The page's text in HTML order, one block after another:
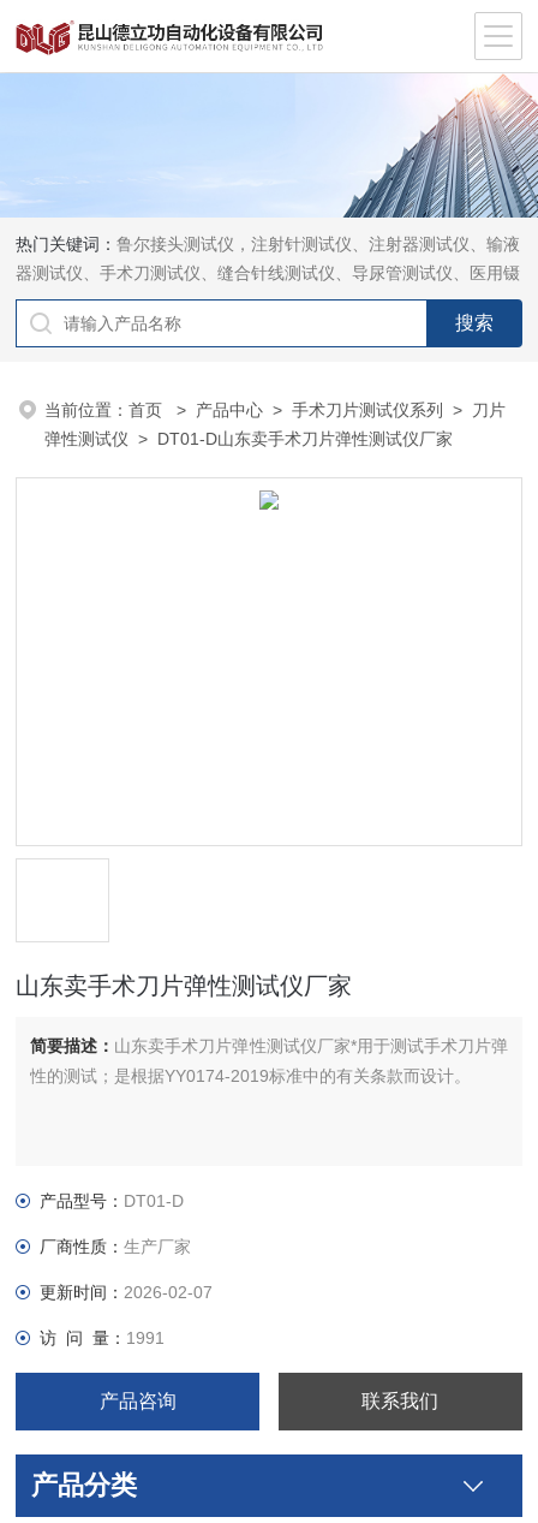
热门关键词：鲁尔接头测试仪，注射针测试仪、注射器测试仪、输液
器测试仪、手术刀测试仪、缝合针线测试仪、导尿管测试仪、医用镊
钳测试仪、导引管导丝测试仪、针灸针测试仪、留置针测试仪
当前位置：首页 > 产品中心 >手术刀片测试仪系列 > 刀片
弹性测试仪 > DT01-D山东卖手术刀片弹性测试仪厂家
山东卖手术刀片弹性测试仪厂家
简要描述： 山东卖手术刀片弹性测试仪厂家*用于测试手术刀片弹
性的测试；是根据YY0174-2019标准中的有关条款而设计。
产品型号： DT01-D
厂商性质：生产厂家
更新时间： 2026-02-07
访 问 量： 1991
产品咨询 联系我们
产品分类